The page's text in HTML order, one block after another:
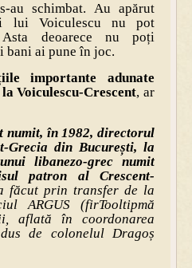
au schimbat. Au apărut
lui Voiculescu nu pot
Asta deoarece nu poți
bani ai pune în joc.
importante adunate
Voiculescu-Crescent, ar
numit, în 1982, directorul
Grecia din București, la
libanezo-grec numit
patron al Crescent-
făcut prin transfer de la
ARGUS (firTooltipmă
aflată în coordonarea
de colonelul Dragoș